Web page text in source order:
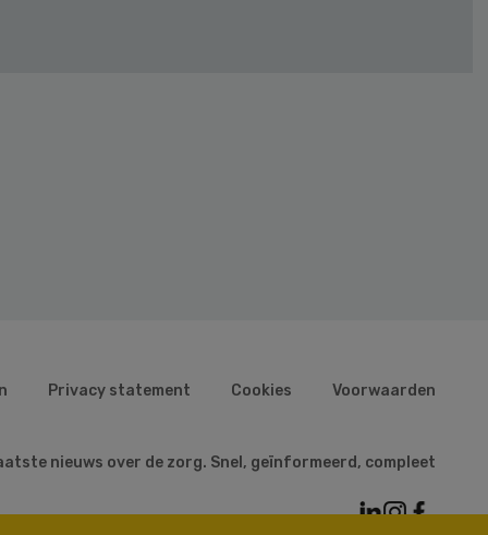
Privacy statement Cookies Voorwaarden
nieuws over de zorg. Snel, geïnformeerd, compleet